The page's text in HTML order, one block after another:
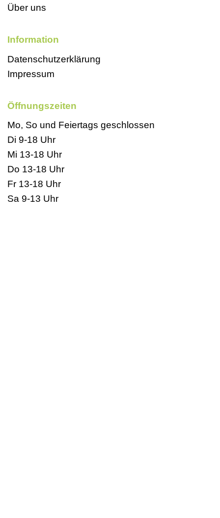
Über uns
Information
Datenschutzerklärung
Impressum
Öffnungszeiten
Mo, So und Feiertags geschlossen
Di 9-18 Uhr
Mi 13-18 Uhr
Do 13-18 Uhr
Fr 13-18 Uhr
Sa 9-13 Uhr